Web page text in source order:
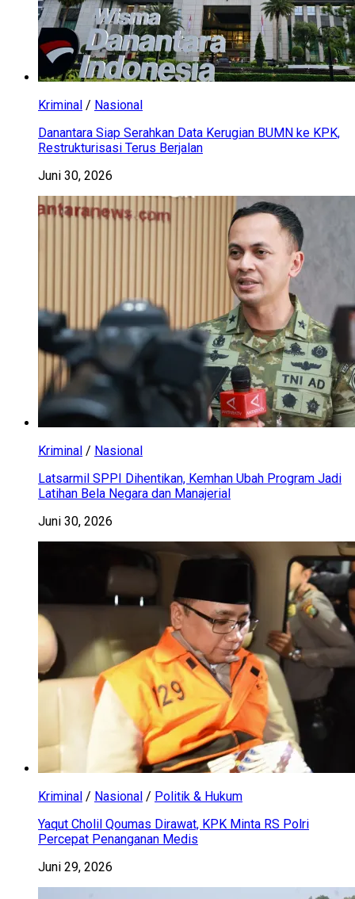
Kriminal / Nasional
Danantara Siap Serahkan Data Kerugian BUMN ke KPK,
Restrukturisasi Terus Berjalan
Juni 30, 2026
Kriminal / Nasional
Latsarmil SPPI Dihentikan, Kemhan Ubah Program Jadi
Latihan Bela Negara dan Manajerial
Juni 30, 2026
Kriminal / Nasional / Politik & Hukum
Yaqut Cholil Qoumas Dirawat, KPK Minta RS Polri
Percepat Penanganan Medis
Juni 29, 2026